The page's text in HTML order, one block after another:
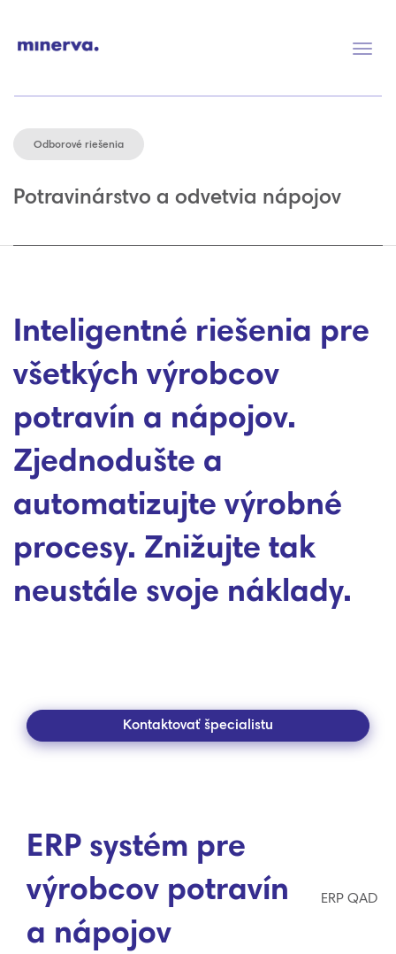
Odborové riešenia
Potravinárstvo a odvetvia nápojov
Inteligentné riešenia pre
všetkých výrobcov
potravín a nápojov.
Zjednodušte a
automatizujte výrobné
procesy. Znižujte tak
neustále svoje náklady.
Kontaktovať špecialistu
ERP systém pre
výrobcov potravín
a nápojov
ERP QAD